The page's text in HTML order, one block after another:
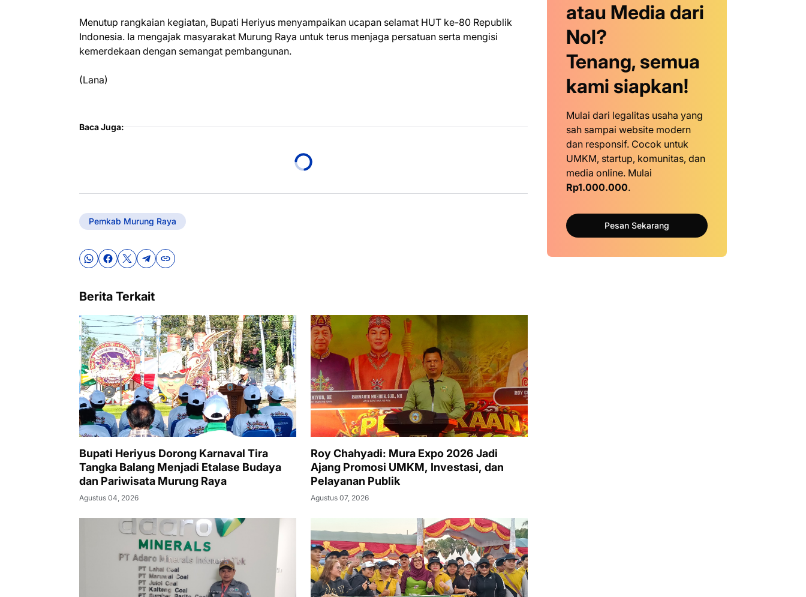
Menutup rangkaian kegiatan, Bupati Heriyus menyampaikan ucapan selamat HUT ke-80 Republik
Indonesia. Ia mengajak masyarakat Murung Raya untuk terus menjaga persatuan serta mengisi
kemerdekaan dengan semangat pembangunan.
(Lana)
Baca Juga:
Pemkab Murung Raya
Berita Terkait
Bupati Heriyus Dorong Karnaval Tira
Tangka Balang Menjadi Etalase Budaya
dan Pariwisata Murung Raya
Agustus 04, 2026
Roy Chahyadi: Mura Expo 2026 Jadi
Ajang Promosi UMKM, Investasi, dan
Pelayanan Publik
Agustus 07, 2026
atau Media dari
Nol?
Tenang, semua
kami siapkan!
Mulai dari legalitas usaha yang
sah sampai website modern
dan responsif. Cocok untuk
UMKM, startup, komunitas, dan
media online. Mulai
Rp1.000.000.
Pesan Sekarang